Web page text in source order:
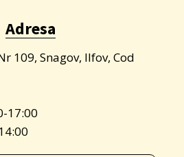
Adresa
109, Snagov, Ilfov, Cod
17:00